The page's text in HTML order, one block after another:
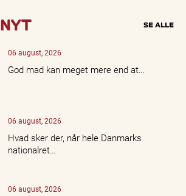
NYT SE ALLE
06 august, 2026
God mad kan meget mere end at…
06 august, 2026
Hvad sker der, når hele Danmarks
nationalret…
06 august, 2026